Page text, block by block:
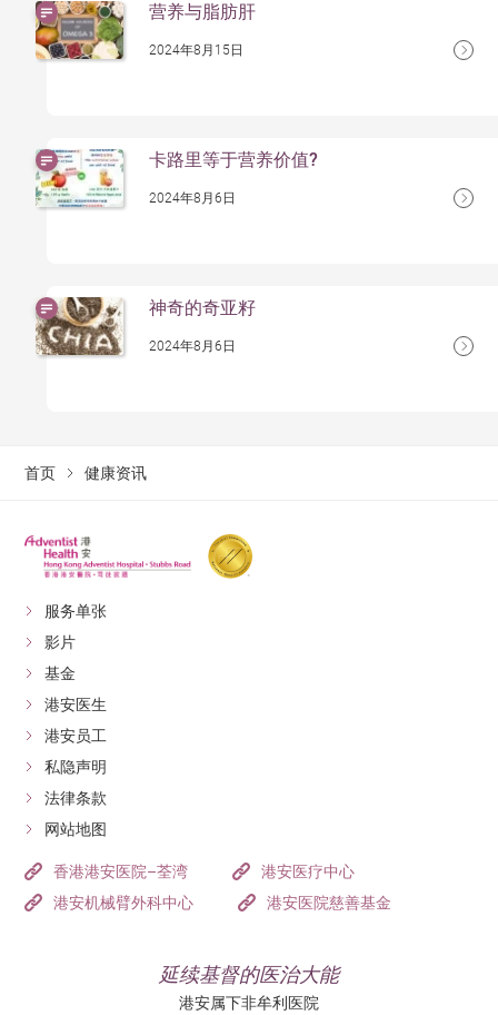
营养与脂肪肝
2024年8月15日
卡路里等于营养价值?
2024年8月6日
神奇的奇亚籽
2024年8月6日
首页 健康资讯
服务单张
影片
基金
港安医生
港安员工
私隐声明
法律条款
网站地图
香港港安医院–荃湾
港安医疗中心
港安机械臂外科中心
港安医院慈善基金
延续基督的医治大能
港安属下非牟利医院